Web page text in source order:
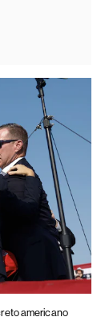
americano